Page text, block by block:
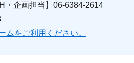
・企画担当】06-6384-2614
ムをご利用ください。